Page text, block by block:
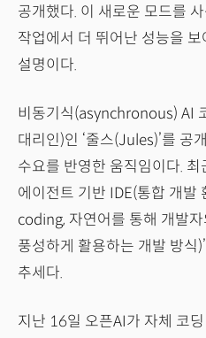
공개했다. 이 새로운 모드를
작업에서 더 뛰어난 성능을 보
설명이다.
비동기식(asynchronous) AI
대리인)인 ‘줄스(Jules)’를 공
수요를 반영한 움직임이다.
에이전트 기반 IDE(통합 개발
coding, 자연어를 통해 개발
풍성하게 활용하는 개발 방식
추세다.
지난 16일 오픈AI가 자체 코